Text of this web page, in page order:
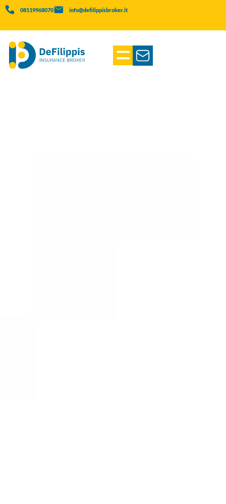
08119968070 info@defilippisbroker.it